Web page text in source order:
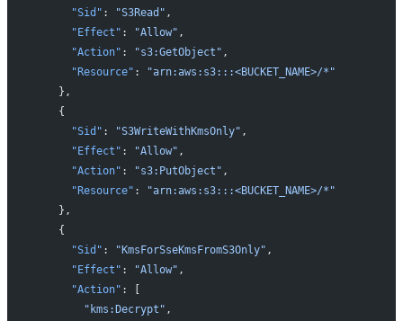
      "Sid"
: "S3Read" ,
      "Effect"
: "Allow" ,
      "Action"
: "s3:GetObject" ,
      "Resource"
:
"arn:aws:s3:::<BUCKET_NAME>/*"
    },
    {
      "Sid"
: "S3WriteWithKmsOnly" ,
      "Effect"
: "Allow" ,
      "Action"
: "s3:PutObject" ,
      "Resource"
:
"arn:aws:s3:::<BUCKET_NAME>/*"
    },
    {
      "Sid"
: "KmsForSseKmsFromS3Only" ,
      "Effect"
: "Allow" ,
      "Action"
: [
        "kms:Decrypt"
,